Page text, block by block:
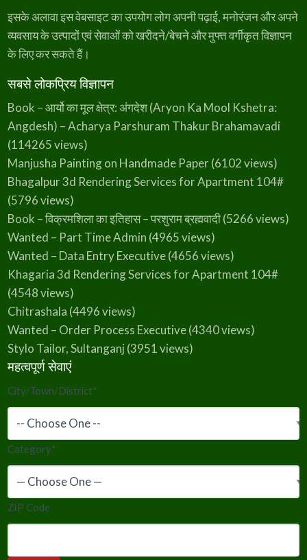
इसके अलावा इस वेबसाइट का उपयोग लोग अपनी पढ़ाई, मनोरंजन और अपने
व्यवसाय के उत्पादों एवं सेवाओं को खरीदने/बेचने और मुफ्त वर्गीकृत विज्ञापन
के लिए कर सकते हैं।
सबसे लोकप्रिय विज्ञापन
Book – आर्यो का मूल क्षेत्र: अंगदेश (Aryon Ka Mool Kshetra:
Angdesh) – Acharya Parshuram Thakur Brahamavadi
(114265 views)
Manjusha Painting on Handmade Paper(6102 views)
Bhagalpur 3d Rendering Services for Apartment 104#
(5796 views)
Book – विक्रमशिला का इतिहास – परशुराम ब्रह्मवादी(5266 views)
Wanted – Part Time Admin (4965 views)
Wanted – Data Entry Executive(4656 views)
Khagaria 3d Rendering Services for Apartment 104#
(4548 views)
Chitrashala (4496 views)
Wanted – Order Process Executive(4340 views)
Stylo Tailor, Sultanganj (3951 views)
महत्वपूर्ण सेवाएं
City/Town/District*
Category*
ZIP Code